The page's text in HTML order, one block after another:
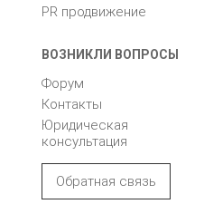
PR продвижение
ВОЗНИКЛИ ВОПРОСЫ
Форум
Контакты
Юридическая
консультация
Обратная связь